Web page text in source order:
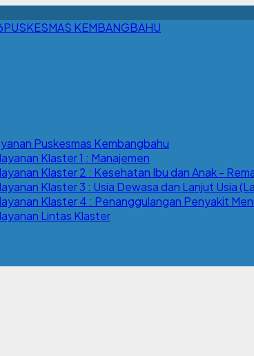
PUSKESMAS KEMBANGBAHU
Puskesmas Kembangbahu
Klaster 1 : Manajemen
Klaster 2 : Kesehatan Ibu dan Anak -
Klaster 3 : Usia Dewasa dan Lanjut Usia
Klaster 4 : Penanggulangan Penyakit
Lintas Klaster